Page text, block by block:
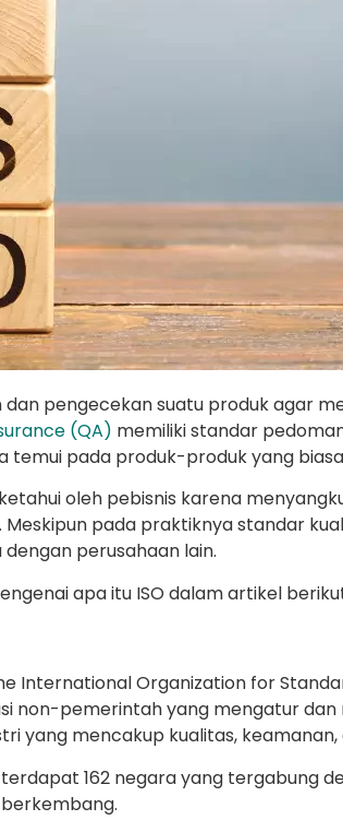
dan pengecekan suatu produk agar
(QA) memiliki standar
temui pada produk-produk yang
oleh pebisnis karena
pada praktiknya standar
perusahaan lain.
apa itu ISO dalam artikel
International Organization for
non-pemerintah yang mengatur
yang mencakup kualitas, keamanan,
162 negara yang tergabung